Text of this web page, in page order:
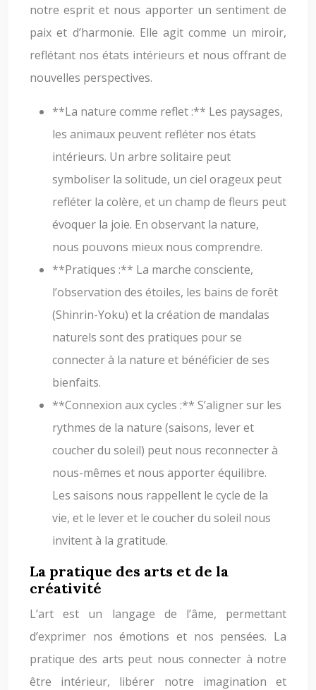
notre esprit et nous apporter un sentiment de
paix et d’harmonie. Elle agit comme un miroir,
reflétant nos états intérieurs et nous offrant de
nouvelles perspectives.
**La nature comme reflet :** Les paysages,
les animaux peuvent refléter nos états
intérieurs. Un arbre solitaire peut
symboliser la solitude, un ciel orageux peut
refléter la colère, et un champ de fleurs peut
évoquer la joie. En observant la nature,
nous pouvons mieux nous comprendre.
**Pratiques :** La marche consciente,
l’observation des étoiles, les bains de forêt
(Shinrin-Yoku) et la création de mandalas
naturels sont des pratiques pour se
connecter à la nature et bénéficier de ses
bienfaits.
**Connexion aux cycles :** S’aligner sur les
rythmes de la nature (saisons, lever et
coucher du soleil) peut nous reconnecter à
nous-mêmes et nous apporter équilibre.
Les saisons nous rappellent le cycle de la
vie, et le lever et le coucher du soleil nous
invitent à la gratitude.
La pratique des arts et de la
créativité
L’art est un langage de l’âme, permettant
d’exprimer nos émotions et nos pensées. La
pratique des arts peut nous connecter à notre
être intérieur, libérer notre imagination et